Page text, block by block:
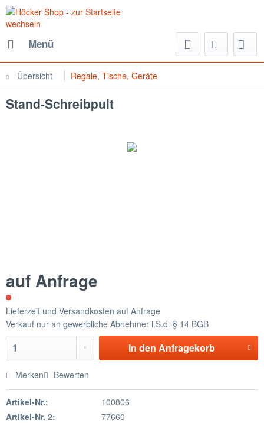
Menü
Übersicht Regale, Tische, Geräte
Stand-Schreibpult
auf Anfrage
Lieferzeit und Versandkosten auf Anfrage
Verkauf nur an gewerbliche Abnehmer i.S.d. § 14 BGB
In den Anfragekorb
Merken Bewerten
Artikel-Nr.:
100806
Artikel-Nr. 2:
77660